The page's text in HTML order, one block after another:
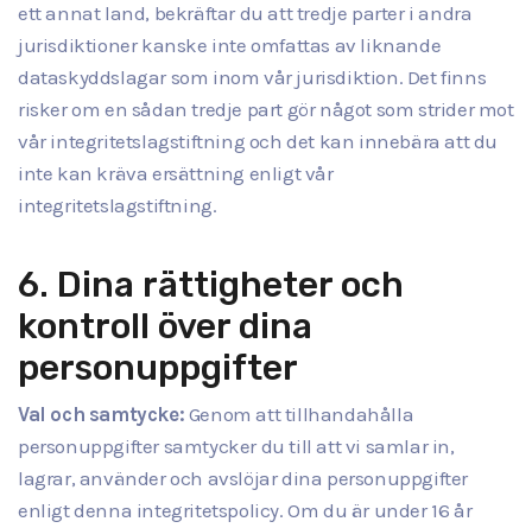
ett annat land, bekräftar du att tredje parter i andra
jurisdiktioner kanske inte omfattas av liknande
dataskyddslagar som inom vår jurisdiktion. Det finns
risker om en sådan tredje part gör något som strider mot
vår integritetslagstiftning och det kan innebära att du
inte kan kräva ersättning enligt vår
integritetslagstiftning.
6. Dina rättigheter och
kontroll över dina
personuppgifter
Val och samtycke: Genom att tillhandahålla
personuppgifter samtycker du till att vi samlar in,
lagrar, använder och avslöjar dina personuppgifter
enligt denna integritetspolicy. Om du är under 16 år